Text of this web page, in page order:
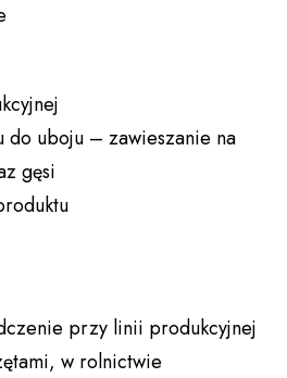
uboju – zawieszanie na
gęsi
przy linii produkcyjnej
w rolnictwie